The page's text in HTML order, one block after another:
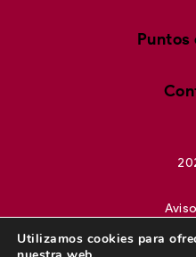
Puntos
Utilizamos cookies para